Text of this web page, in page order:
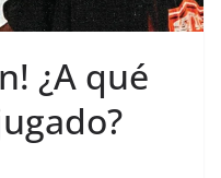
¿A qué